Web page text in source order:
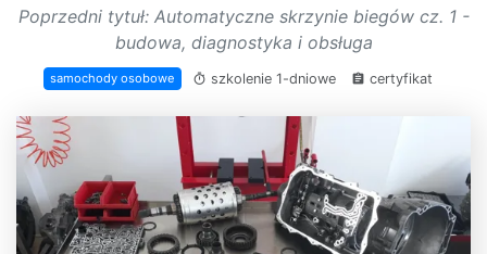
Poprzedni tytuł: Automatyczne skrzynie biegów cz. 1 -
budowa, diagnostyka i obsługa
samochody osobowe timer szkolenie 1-dniowe assignment certyfikat